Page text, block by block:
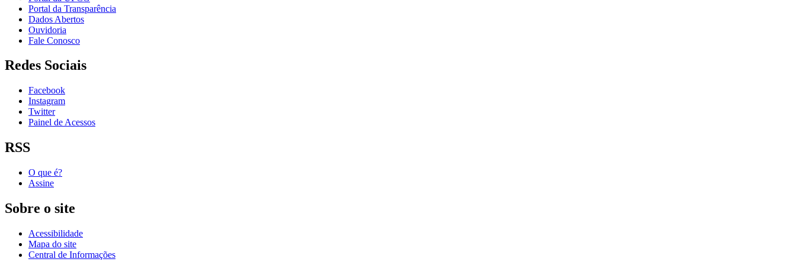
Portal da Transparência
Dados Abertos
Ouvidoria
Fale Conosco
Redes Sociais
Facebook
Instagram
Twitter
Painel de Acessos
RSS
O que é?
Assine
Sobre o site
Acessibilidade
Mapa do site
Central de Informações